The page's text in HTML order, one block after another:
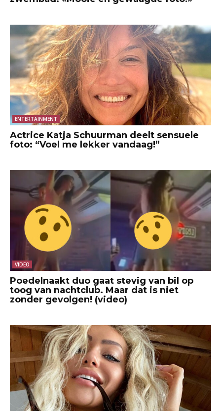
ENTERTAINMENT
Actrice Katja Schuurman deelt sensuele
foto: “Voel me lekker vandaag!”
VIDEO
Poedelnaakt duo gaat stevig van bil op
toog van nachtclub. Maar dat is niet
zonder gevolgen! (video)